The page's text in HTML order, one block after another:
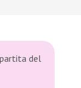
del